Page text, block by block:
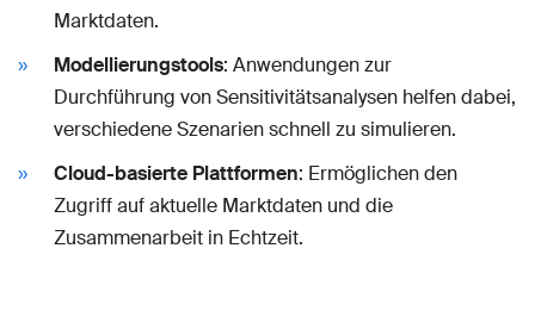
Marktdaten.
Modellierungstools: Anwendungen zur
Durchführung von Sensitivitätsanalysen helfen dabei,
verschiedene Szenarien schnell zu simulieren.
Cloud-basierte Plattformen: Ermöglichen den
Zugriff auf aktuelle Marktdaten und die
Zusammenarbeit in Echtzeit.